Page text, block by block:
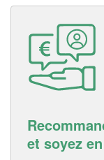
et soyez